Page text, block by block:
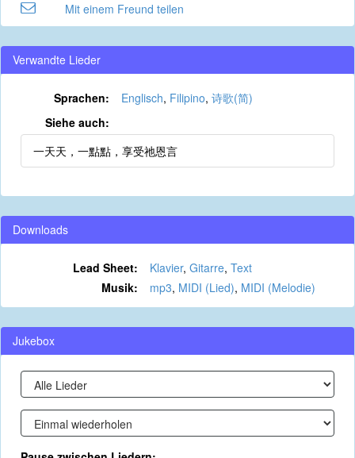
Mit einem Freund teilen
Verwandte Lieder
Sprachen: Englisch, Filipino, 诗歌(简)
Siehe auch:
一天天，一點點，享受祂恩言
Downloads
Lead Sheet: Klavier, Gitarre, Text
Musik:
mp3, MIDI (Lied), MIDI (Melodie)
Jukebox